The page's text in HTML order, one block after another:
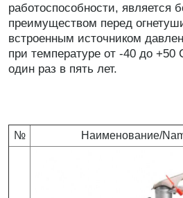
работоспособности, является
преимуществом перед
встроенным источником
при температуре от -40 до
один раз в пять лет.
№ Наименование/